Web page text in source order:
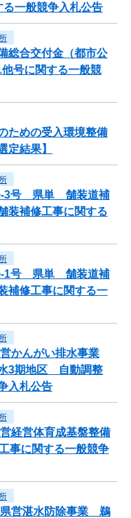
一般競争入札公告
総合交付金（都市公
号に関する一般競
ための受入環境整備
定結果】
-3号 県単 舗装道補
補修工事に関する
-1号 県単 舗装道補
修工事に関する一
かんがい排水事業
3期地区 自動調整
入札公告
経営体育成基盤整備
に関する一般競争
営湛水防除事業 鵜